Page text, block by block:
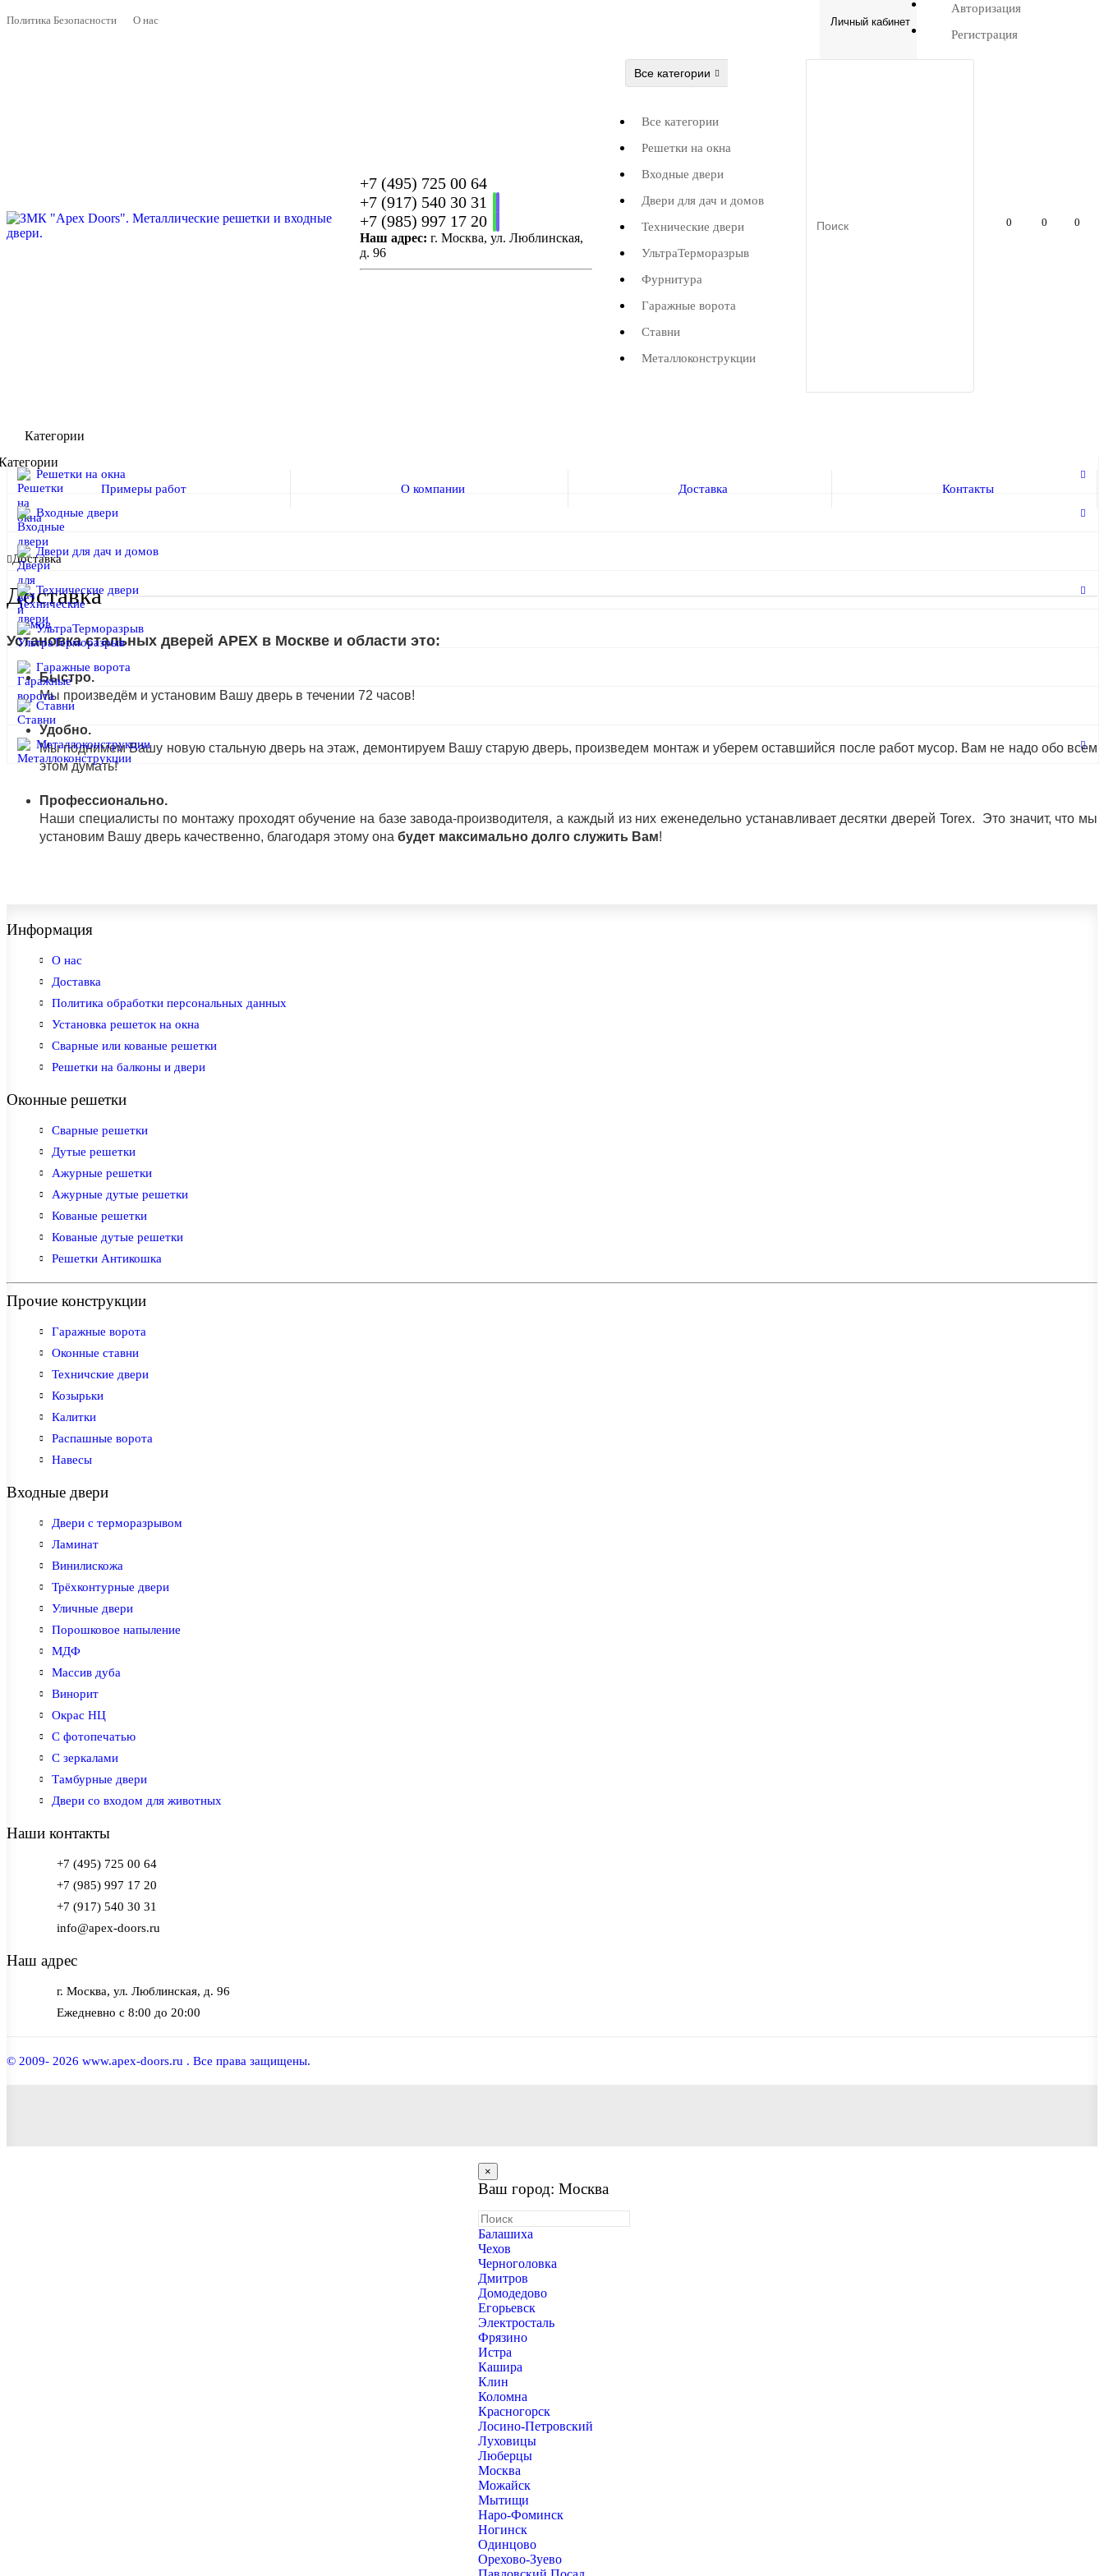
Политика Безопасности О нас Личный кабинет
Авторизация
Регистрация
Все категории
Все категории
Решетки на окна
Входные двери
Двери для дач и домов
Технические двери
УльтраТерморазрыв
Фурнитура
Гаражные ворота
Ставни
Металлоконструкции
+7 (495) 725 00 64
+7 (917) 540 30 31
+7 (985) 997 17 20
Наш адрес: г. Москва, ул. Люблинская,
д. 96
0 0 0
Категории
Решетки на окна
Входные двери
Двери для дач и домов
Технические двери
УльтраТерморазрыв
Гаражные ворота
Ставни
Металлоконструкции
Примеры работ
О компании Доставка Контакты
Доставка
Доставка
Установка стальных дверей APEX в Москве и области это:
Быстро.
Мы произведём и установим Вашу дверь в течении 72 часов!
Удобно.
Мы поднимем Вашу новую стальную дверь на этаж, демонтируем Вашу старую дверь, произведем монтаж и уберем оставшийся после работ мусор. Вам не надо обо всем
этом думать!
Профессионально.
Наши специалисты по монтажу проходят обучение на базе завода-производителя, а каждый из них еженедельно устанавливает десятки дверей Torex. Это значит, что мы
установим Вашу дверь качественно, благодаря этому она будет максимально долго служить Вам!
Информация
О нас
Доставка
Политика обработки персональных данных
Установка решеток на окна
Сварные или кованые решетки
Решетки на балконы и двери
Оконные решетки
Сварные решетки
Дутые решетки
Ажурные решетки
Ажурные дутые решетки
Кованые решетки
Кованые дутые решетки
Решетки Антикошка
Прочие конструкции
Гаражные ворота
Оконные ставни
Техничские двери
Козырьки
Калитки
Распашные ворота
Навесы
Входные двери
Двери с терморазрывом
Ламинат
Винилискожа
Трёхконтурные двери
Уличные двери
Порошковое напыление
МДФ
Массив дуба
Винорит
Окрас НЦ
С фотопечатью
С зеркалами
Тамбурные двери
Двери со входом для животных
Наши контакты
+7 (495) 725 00 64
+7 (985) 997 17 20
+7 (917) 540 30 31
info@apex-doors.ru
Наш адрес
г. Москва, ул. Люблинская, д. 96
Ежедневно с 8:00 до 20:00
© 2009- 2026 www.apex-doors.ru . Все права защищены.
×
Ваш город: Москва
Балашиха
Чехов
Черноголовка
Дмитров
Домодедово
Егорьевск
Электросталь
Фрязино
Истра
Кашира
Клин
Коломна
Красногорск
Лосино-Петровский
Луховицы
Люберцы
Москва
Можайск
Мытищи
Наро-Фоминск
Ногинск
Одинцово
Орехово-Зуево